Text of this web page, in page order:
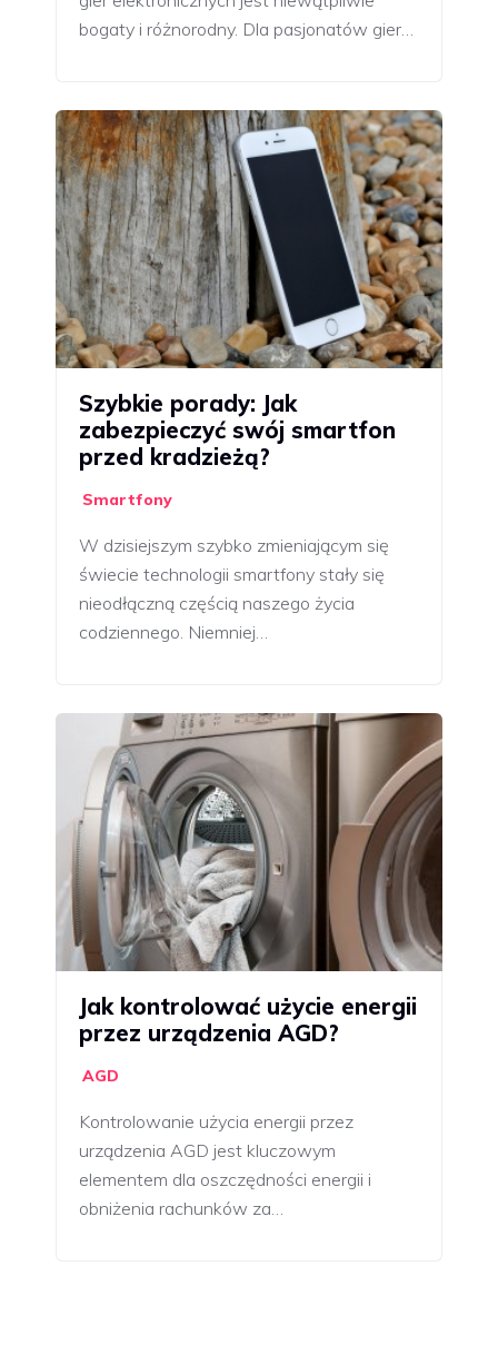
bogaty i różnorodny. Dla pasjonatów gier…
Szybkie porady: Jak
zabezpieczyć swój smartfon
przed kradzieżą?
Smartfony
W dzisiejszym szybko zmieniającym się
świecie technologii smartfony stały się
nieodłączną częścią naszego życia
codziennego. Niemniej…
Jak kontrolować użycie energii
przez urządzenia AGD?
AGD
Kontrolowanie użycia energii przez
urządzenia AGD jest kluczowym
elementem dla oszczędności energii i
obniżenia rachunków za…